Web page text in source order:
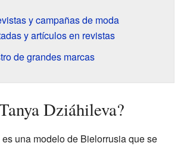
y campañas de moda
y artículos en revistas
de grandes marcas
Dziáhileva?
una modelo de Bielorrusia que se